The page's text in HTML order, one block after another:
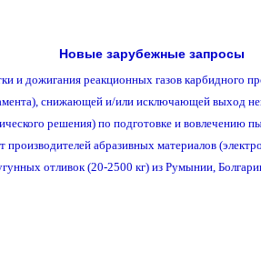
Новые зарубежные запросы